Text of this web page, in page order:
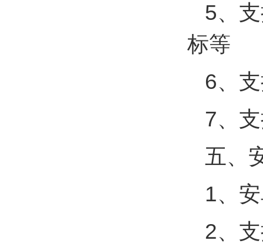
5、
标等
6、
7、
五、
1、
2、